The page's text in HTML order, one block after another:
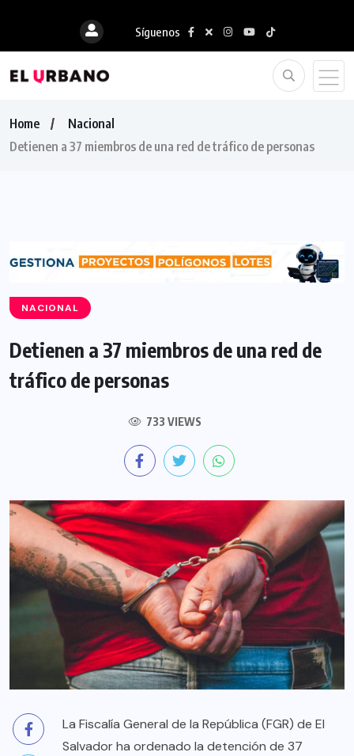
Síguenos
Home
Nacional
Detienen a 37 miembros de una red de tráfico de personas
NACIONAL
Detienen a 37 miembros de una red de
tráfico de personas
733 VIEWS
La Fiscalía General de la República (FGR) de El
Salvador ha ordenado la detención de 37